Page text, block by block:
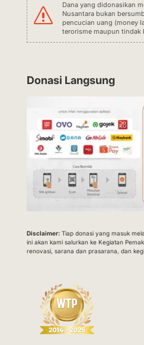
s
Dana yang didonasikan
Nusantara bukan
pencucian uang (money
terorisme maupun tindak
Donasi Langsung
Disclaimer:Tiap donasi yang masuk
ini akan kami salurkan ke Kegiatan
renovasi, sarana dan prasarana, dan